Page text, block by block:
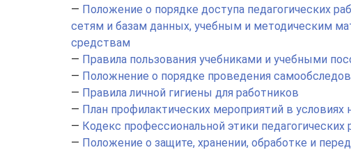
— Положение о порядке доступа педагогических
сетям и базам данных, учебным и методическим
средствам
— Правила пользования учебниками и учебными
— Положнение о порядке проведения
— Правила личной гигиены для работников
— План профилактических мероприятий в
— Кодекс профессиональной этики
— Положение о защите, хранении, обработке и